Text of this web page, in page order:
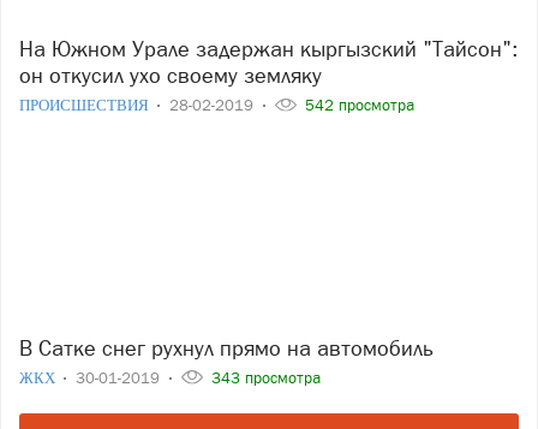
На Южном Урале задержан кыргызский "Тайсон":
он откусил ухо своему земляку
ПРОИСШЕСТВИЯ 28-02-2019 542 просмотра
В Сатке снег рухнул прямо на автомобиль
ЖКХ 30-01-2019 343 просмотра